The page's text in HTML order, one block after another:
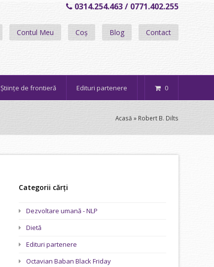
0314.254.463 / 0771.402.255
Contul Meu Coș Blog Contact
Științe de frontieră Edituri partenere 0
Acasă » Robert B. Dilts
Categorii cărți
Dezvoltare umană - NLP
Dietă
Edituri partenere
Octavian Baban Black Friday